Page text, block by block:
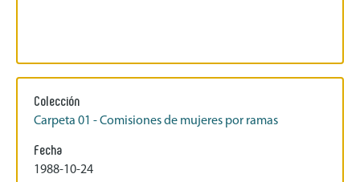
Colección
Carpeta 01 - Comisiones de mujeres por ramas
Fecha
1988-10-24